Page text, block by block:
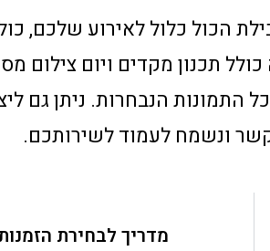
הכול כלול לאירוע שלכם,
תכנון מקדים ויום צילום
התמונות הנבחרות. ניתן גם
ונשמח לעמוד לשירותכם.
מדריך לבחירת